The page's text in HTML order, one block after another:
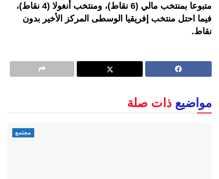
متبوعا بمنتخب مالي (6 نقاط)، ومنتخب أنغولا (4 نقاط)،
فيما احتل منتخب إفريقيا الوسطى المركز الأخير بدون
نقاط.
مواضيع ذات صلة
مجتمع